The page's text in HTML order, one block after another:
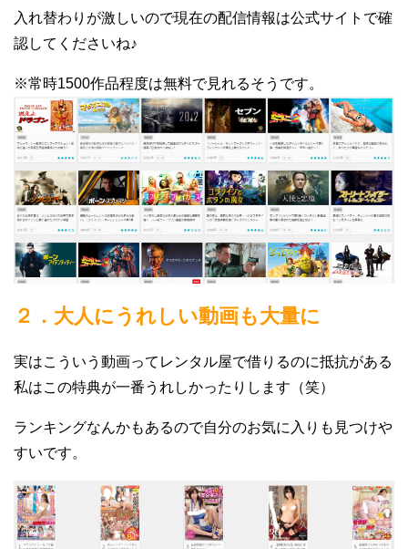
入れ替わりが激しいので現在の配信情報は公式サイトで確
認してくださいね♪
※常時1500作品程度は無料で見れるそうです。
２．大人にうれしい動画も大量に
実はこういう動画ってレンタル屋で借りるのに抵抗がある
私はこの特典が一番うれしかったりします（笑）
ランキングなんかもあるので自分のお気に入りも見つけや
すいです。